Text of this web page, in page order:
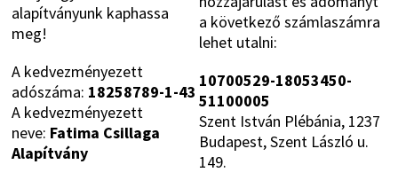
alapítványunk kaphassa
meg!
A kedvezményezett
adószáma: 18258789-1-43
A kedvezményezett
neve: Fatima Csillaga
Alapítvány
a következő számlaszámra
lehet utalni:
10700529-18053450-
51100005
Szent István Plébánia, 1237
Budapest, Szent László u.
149.